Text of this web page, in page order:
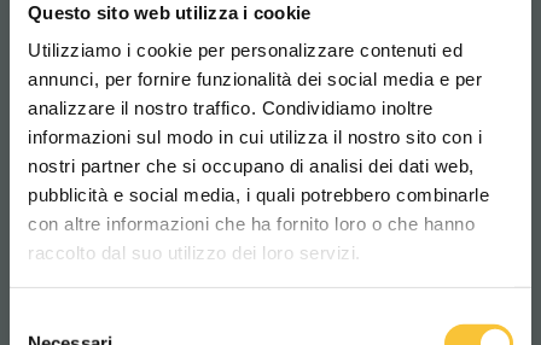
Questo sito web utilizza i cookie
Utilizziamo i cookie per personalizzare contenuti ed
annunci, per fornire funzionalità dei social media e per
analizzare il nostro traffico. Condividiamo inoltre
informazioni sul modo in cui utilizza il nostro sito con i
nostri partner che si occupano di analisi dei dati web,
pubblicità e social media, i quali potrebbero combinarle
con altre informazioni che ha fornito loro o che hanno
raccolto dal suo utilizzo dei loro servizi.
Onyx 35 E
Scegli il paese in cui ti trovi e la tua
lingua per una migliore esperienza di
navigazione